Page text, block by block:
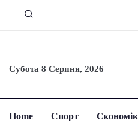
Субота 8 Серпня, 2026
Home Спорт